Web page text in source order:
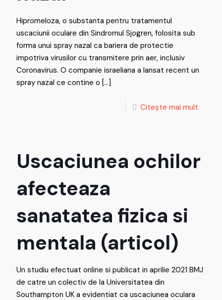
Hipromeloza, o substanta pentru tratamentul
uscaciunii oculare din Sindromul Sjogren, folosita sub
forma unui spray nazal ca bariera de protectie
impotriva virusilor cu transmitere prin aer, inclusiv
Coronavirus. O companie israeliana a lansat recent un
spray nazal ce contine o […]
Citește mai mult
Uscaciunea ochilor
afecteaza
sanatatea fizica si
mentala (articol)
Un studiu efectuat online si publicat in aprilie 2021 BMJ
de catre un colectiv de la Universitatea din
Southampton UK a evidentiat ca uscaciunea oculara